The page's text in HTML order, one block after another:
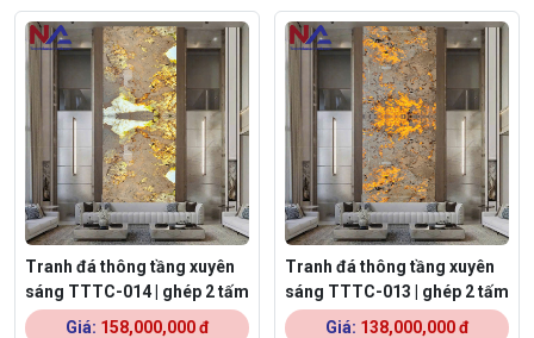
Tranh đá thông tầng xuyên
sáng TTTC-014 | ghép 2 tấm
Giá: 158,000,000 đ
Tranh đá thông tầng xuyên
sáng TTTC-013 | ghép 2 tấm
Giá: 138,000,000 đ